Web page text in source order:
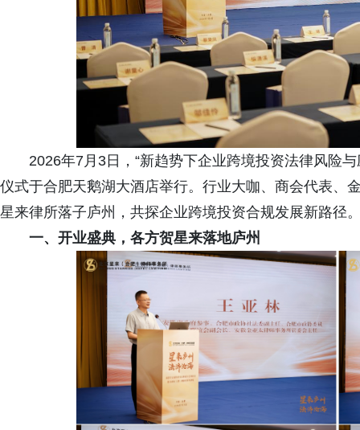
2026年7月3日，“新趋势下企业跨境投资法律风险
仪式于合肥天鹅湖大酒店举行。行业大咖、商会代表、
星来律所落子庐州，共探企业跨境投资合规发展新路径
一、开业盛典，各方贺星来落地庐州